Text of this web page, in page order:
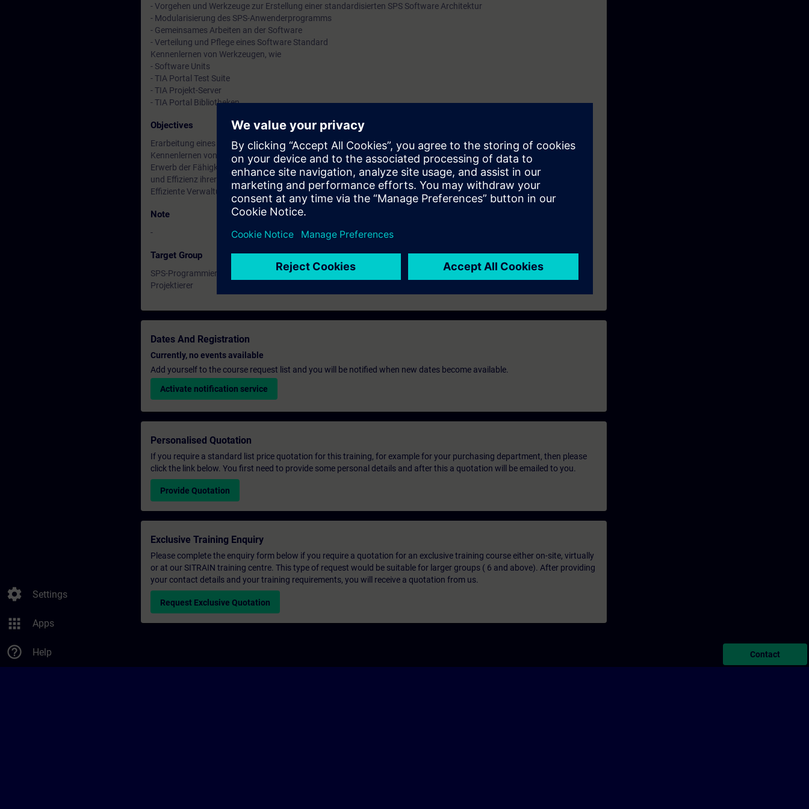
settings Settings
apps Apps
help_outline Help
Teilnehmer*innen, wie sie durch die Aufteilung komplexer Systeme in
wiederverwendbare, unabhängige Module die Flexibilität und Effizienz ihrer
Programme steigern können. Darüber hinaus wird das Arbeiten mit
sichern können.
- Vorgehen und Werkzeuge zur Erstellung einer standardisierten SPS Software Architektur
- Modularisierung des SPS-Anwenderprogramms
- Gemeinsames Arbeiten an der Software
- Verteilung und Pflege eines Software Standard
Kennenlernen von Werkzeugen, wie
- Software Units
- TIA Portal Test Suite
- TIA Projekt-Server
- TIA Portal Bibliotheken
Objectives
Erarbeitung eines eigenen Styleguides für eine strukturierte SPS-Programmierung
Kennenlernen von Möglichkeiten für die Qualitätssicherung im Kontext der Standardisierung
Erwerb der Fähigkeit, komplexe Systeme in wiederverwendbare, unabhängige Module zu unterteilen, um die Flexibilität
und Effizienz ihrer Programme zu steigern
Effiziente Verwaltung von wiederkehrenden Modulen bzw. Funktionen mithilfe des Bibliothekskonzeptes.
Note
-
Target Group
SPS-Programmierer
Projektierer
Dates And Registration
Currently, no events available
Add yourself to the course request list and you will be notified when new dates become available.
Activate notification service
Personalised Quotation
If you require a standard list price quotation for this training, for example for your purchasing department, then please
click the link below. You first need to provide some personal details and after this a quotation will be emailed to you.
Provide Quotation
Exclusive Training Enquiry
Please complete the enquiry form below if you require a quotation for an exclusive training course either on-site, virtually
or at our SITRAIN training centre. This type of request would be suitable for larger groups ( 6 and above). After providing
your contact details and your training requirements, you will receive a quotation from us.
Request Exclusive Quotation
Contact